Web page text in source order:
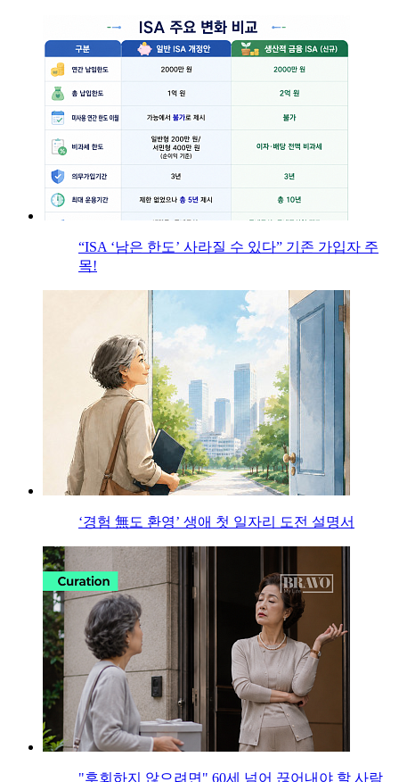
“ISA ‘남은 한도’ 사라질 수 있다” 기존 가입자 주
목!
‘경험 無도 환영’ 생애 첫 일자리 도전 설명서
"후회하지 않으려면" 60세 넘어 끊어내야 할 사람